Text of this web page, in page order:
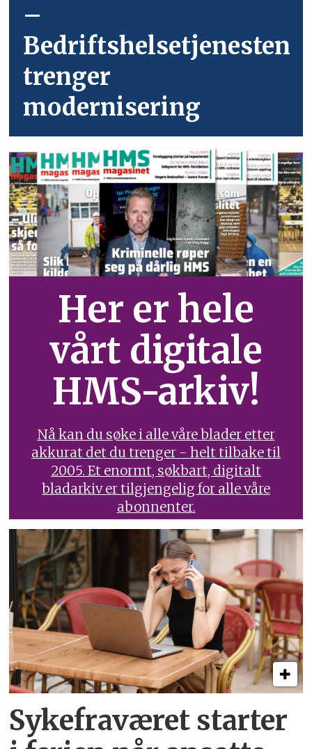
–
Bedriftshelsetjenesten
trenger
modernisering
Her er hele
vårt digitale
HMS-arkiv!
Nå kan du søke i alle våre blader etter
akkurat det du trenger - helt tilbake til
2005. Et enormt, søkbart, digitalt
bladarkiv er tilgjengelig for alle våre
abonnenter.
Sykefraværet starter